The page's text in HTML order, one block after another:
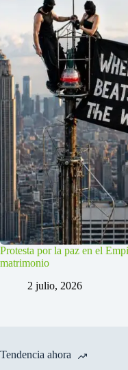
Protesta por la paz en el
matrimonio
2 julio, 2026
Tendencia ahora